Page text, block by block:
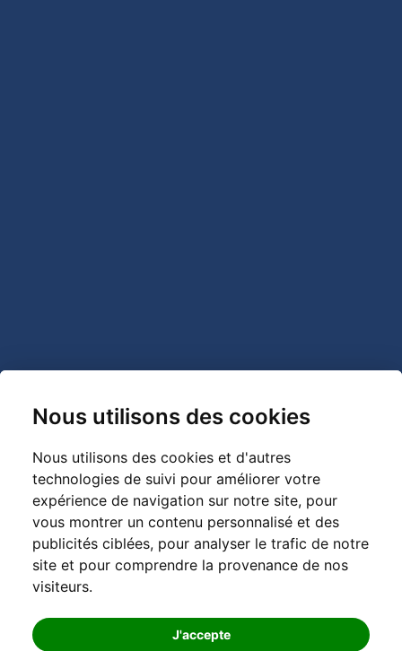
Nous utilisons des cookies
Nous utilisons des cookies et d'autres
technologies de suivi pour améliorer votre
expérience de navigation sur notre site, pour
vous montrer un contenu personnalisé et des
publicités ciblées, pour analyser le trafic de notre
site et pour comprendre la provenance de nos
visiteurs.
J'accepte